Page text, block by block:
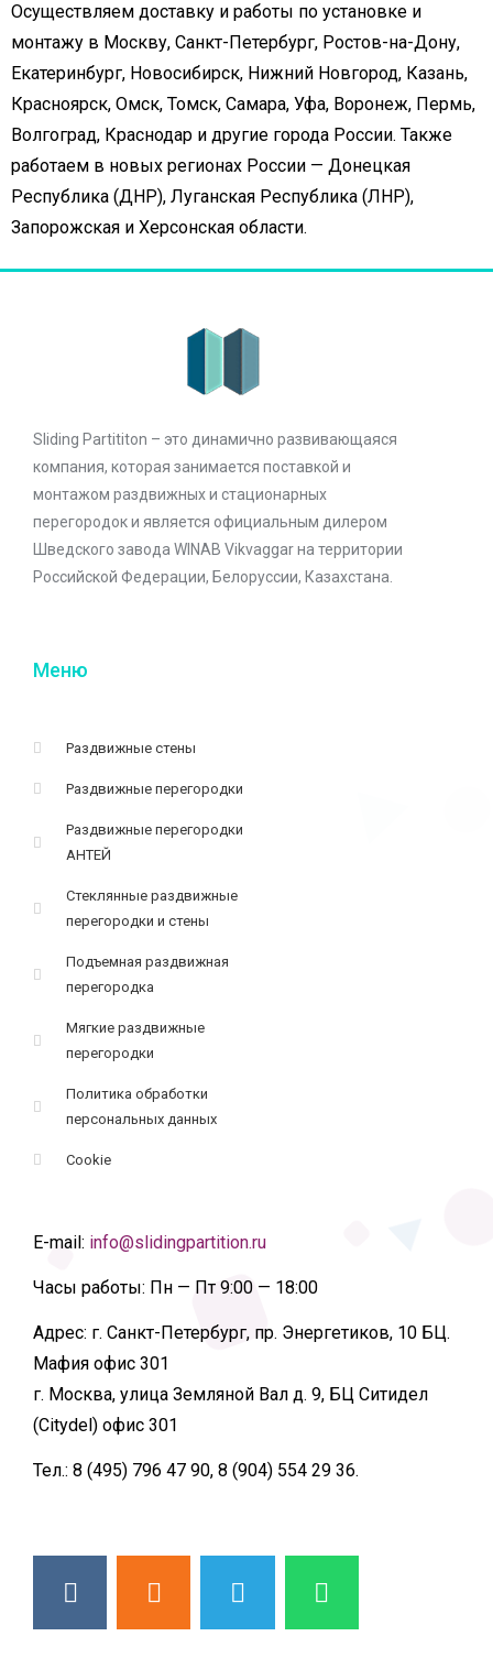
Осуществляем доставку и работы по установке и
монтажу в Москву, Санкт-Петербург, Ростов-на-Дону,
Екатеринбург, Новосибирск, Нижний Новгород, Казань,
Красноярск, Омск, Томск, Самара, Уфа, Воронеж, Пермь,
Волгоград, Краснодар и другие города России. Также
работаем в новых регионах России — Донецкая
Республика (ДНР), Луганская Республика (ЛНР),
Запорожская и Херсонская области.
Sliding Partititon – это динамично развивающаяся
компания, которая занимается поставкой и
монтажом раздвижных и стационарных
перегородок и является официальным дилером
Шведского завода WINAB Vikvaggar на территории
Российской Федерации, Белоруссии, Казахстана.
Меню
Раздвижные стены
Раздвижные перегородки
Раздвижные перегородки
АНТЕЙ
Стеклянные раздвижные
перегородки и стены
Подъемная раздвижная
перегородка
Мягкие раздвижные
перегородки
Политика обработки
персональных данных
Cookie
E-mail: info@slidingpartition.ru
Часы работы: Пн — Пт 9:00 — 18:00
Адрес: г. Санкт-Петербург, пр. Энергетиков, 10 БЦ.
Мафия офис 301
г. Москва, улица Земляной Вал д. 9, БЦ Ситидел
(Citydel) офис 301
Тел.: 8 (495) 796 47 90, 8 (904) 554 29 36.